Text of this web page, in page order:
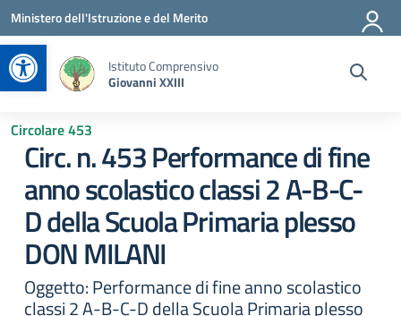
Apri la barra degli strumenti
Vai ai contenuti
Vai al menu di navigazione
Vai al footer
Ministero dell'Istruzione e del Merito
Istituto Comprensivo
Giovanni XXIII
Circolare 453
Circ. n. 453 Performance di fine
anno scolastico classi 2 A-B-C-
D della Scuola Primaria plesso
DON MILANI
Oggetto: Performance di fine anno scolastico
classi 2 A-B-C-D della Scuola Primaria plesso